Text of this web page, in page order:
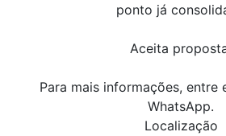
ponto já
Aceita
Para mais informações, entre
WhatsApp.
Localização